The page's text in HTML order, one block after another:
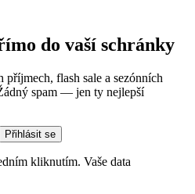
do vaší schránky
flash sale a sezónních
spam — jen ty nejlepší
Přihlásit se
kliknutím. Vaše data